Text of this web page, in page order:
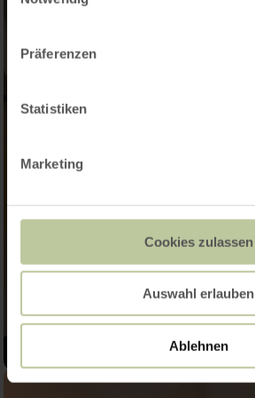
Präferenzen
Statistiken
Marketing
Cookies zulassen
Auswahl erlauben
Ablehnen